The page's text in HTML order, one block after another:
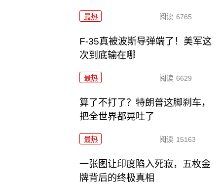
最热 阅读 6765
F-35真被波斯导弹端了！美军这
次到底输在哪
最热 阅读 6629
算了不打了？特朗普这脚刹车，
把全世界都晃吐了
最热 阅读 15163
一张图让印度陷入死寂，五枚金
牌背后的终极真相